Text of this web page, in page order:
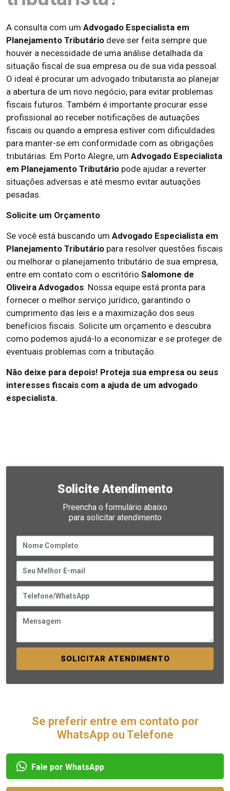
A consulta com um Advogado Especialista em
Planejamento Tributário deve ser feita sempre que
houver a necessidade de uma análise detalhada da
situação fiscal de sua empresa ou de sua vida pessoal.
O ideal é procurar um advogado tributarista ao planejar
a abertura de um novo negócio, para evitar problemas
fiscais futuros. Também é importante procurar esse
profissional ao receber notificações de autuações
fiscais ou quando a empresa estiver com dificuldades
para manter-se em conformidade com as obrigações
tributárias. Em Porto Alegre, um Advogado Especialista
em Planejamento Tributário pode ajudar a reverter
situações adversas e até mesmo evitar autuações
pesadas.
Solicite um Orçamento
Se você está buscando um Advogado Especialista em
Planejamento Tributário para resolver questões fiscais
ou melhorar o planejamento tributário de sua empresa,
entre em contato com o escritório Salomone de
Oliveira Advogados. Nossa equipe está pronta para
fornecer o melhor serviço jurídico, garantindo o
cumprimento das leis e a maximização dos seus
benefícios fiscais. Solicite um orçamento e descubra
como podemos ajudá-lo a economizar e se proteger de
eventuais problemas com a tributação.
Não deixe para depois! Proteja sua empresa ou seus
interesses fiscais com a ajuda de um advogado
especialista.
Solicite Atendimento
Preencha o formulário abaixo
para solicitar atendimento
SOLICITAR ATENDIMENTO
Se preferir entre em contato por
WhatsApp ou Telefone
Fale por WhatsApp